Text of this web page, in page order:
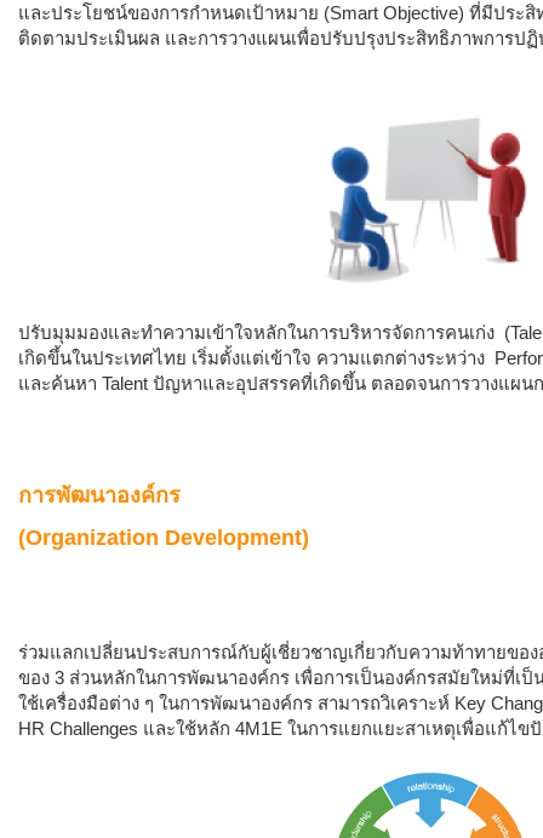
และประโยชน์ของการกำหนดเป้าหมาย (Smart Objective) ที่มีปร
ติดตามประเมินผล และการวางแผนเพื่อปรับปรุงประสิทธิภาพการป
ปรับมุมมองและทำความเข้าใจหลักในการบริหารจัดการคนเก่ง
เกิดขึ้นในประเทศไทย เริ่มตั้งแต่เข้าใจ ความแตกต่างระหว่าง
และค้นหา Talent ปัญหาและอุปสรรคที่เกิดขึ้น ตลอดจนการวางแผน
การพัฒนาองค์กร
(Organization Development)
ร่วมแลกเปลี่ยนประสบการณ์กับผู้เชี่ยวชาญเกี่ยวกับความท้าทายขอ
ของ 3 ส่วนหลักในการพัฒนาองค์กร เพื่อการเป็นองค์กรสมัยใหม่ที่เป็
ใช้เครื่องมือต่าง ๆ ในการพัฒนาองค์กร สามารถวิเคราะห์ Key
HR Challenges และใช้หลัก 4M1E ในการแยกแยะสาเหตุเพื่อแก้